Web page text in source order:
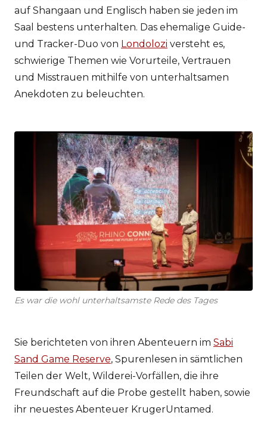
auf Shangaan und Englisch haben sie jeden im
Saal bestens unterhalten. Das ehemalige Guide-
und Tracker-Duo von Londolozi versteht es,
schwierige Themen wie Vorurteile, Vertrauen
und Misstrauen mithilfe von unterhaltsamen
Anekdoten zu beleuchten.
Es war die wohl unterhaltsamste Rede des Tages
Sie berichteten von ihren Abenteuern im Sabi
Sand Game Reserve, Spurenlesen in sämtlichen
Teilen der Welt, Wilderei-Vorfällen, die ihre
Freundschaft auf die Probe gestellt haben, sowie
ihr neuestes Abenteuer KrugerUntamed.